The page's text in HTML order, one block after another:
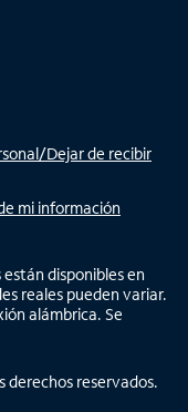
Dejar de recibir
mi información
disponibles en
reales pueden variar.
alámbrica. Se
derechos reservados.